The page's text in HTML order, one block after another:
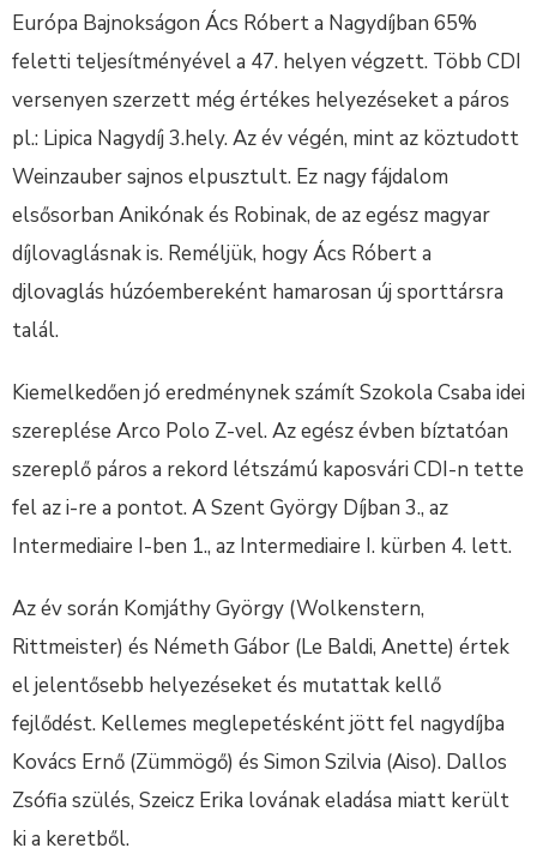
Európa Bajnokságon Ács Róbert a Nagydíjban 65%
feletti teljesítményével a 47. helyen végzett. Több CDI
versenyen szerzett még értékes helyezéseket a páros
pl.: Lipica Nagydíj 3.hely. Az év végén, mint az köztudott
Weinzauber sajnos elpusztult. Ez nagy fájdalom
elsősorban Anikónak és Robinak, de az egész magyar
díjlovaglásnak is. Reméljük, hogy Ács Róbert a
djlovaglás húzóembereként hamarosan új sporttársra
talál.
Kiemelkedően jó eredménynek számít Szokola Csaba idei
szereplése Arco Polo Z-vel. Az egész évben bíztatóan
szereplő páros a rekord létszámú kaposvári CDI-n tette
fel az i-re a pontot. A Szent György Díjban 3., az
Intermediaire I-ben 1., az Intermediaire I. kürben 4. lett.
Az év során Komjáthy György (Wolkenstern,
Rittmeister) és Németh Gábor (Le Baldi, Anette) értek
el jelentősebb helyezéseket és mutattak kellő
fejlődést. Kellemes meglepetésként jött fel nagydíjba
Kovács Ernő (Zümmögő) és Simon Szilvia (Aiso). Dallos
Zsófia szülés, Szeicz Erika lovának eladása miatt került
ki a keretből.